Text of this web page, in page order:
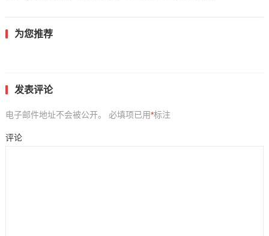
为您推荐
发表评论
电子邮件地址不会被公开。 必填项已用*标注
评论